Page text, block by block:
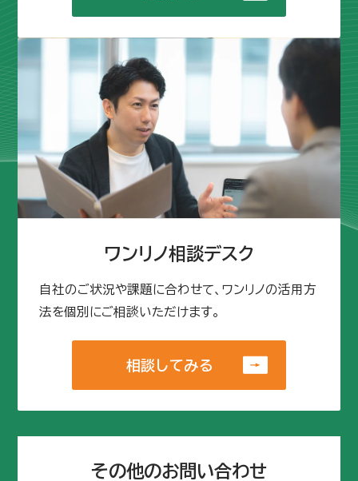
ワンリノ相談デスク
自社のご状況や課題に合わせて、ワンリノの活用方
法を個別にご相談いただけます。
相談してみる
その他のお問い合わせ